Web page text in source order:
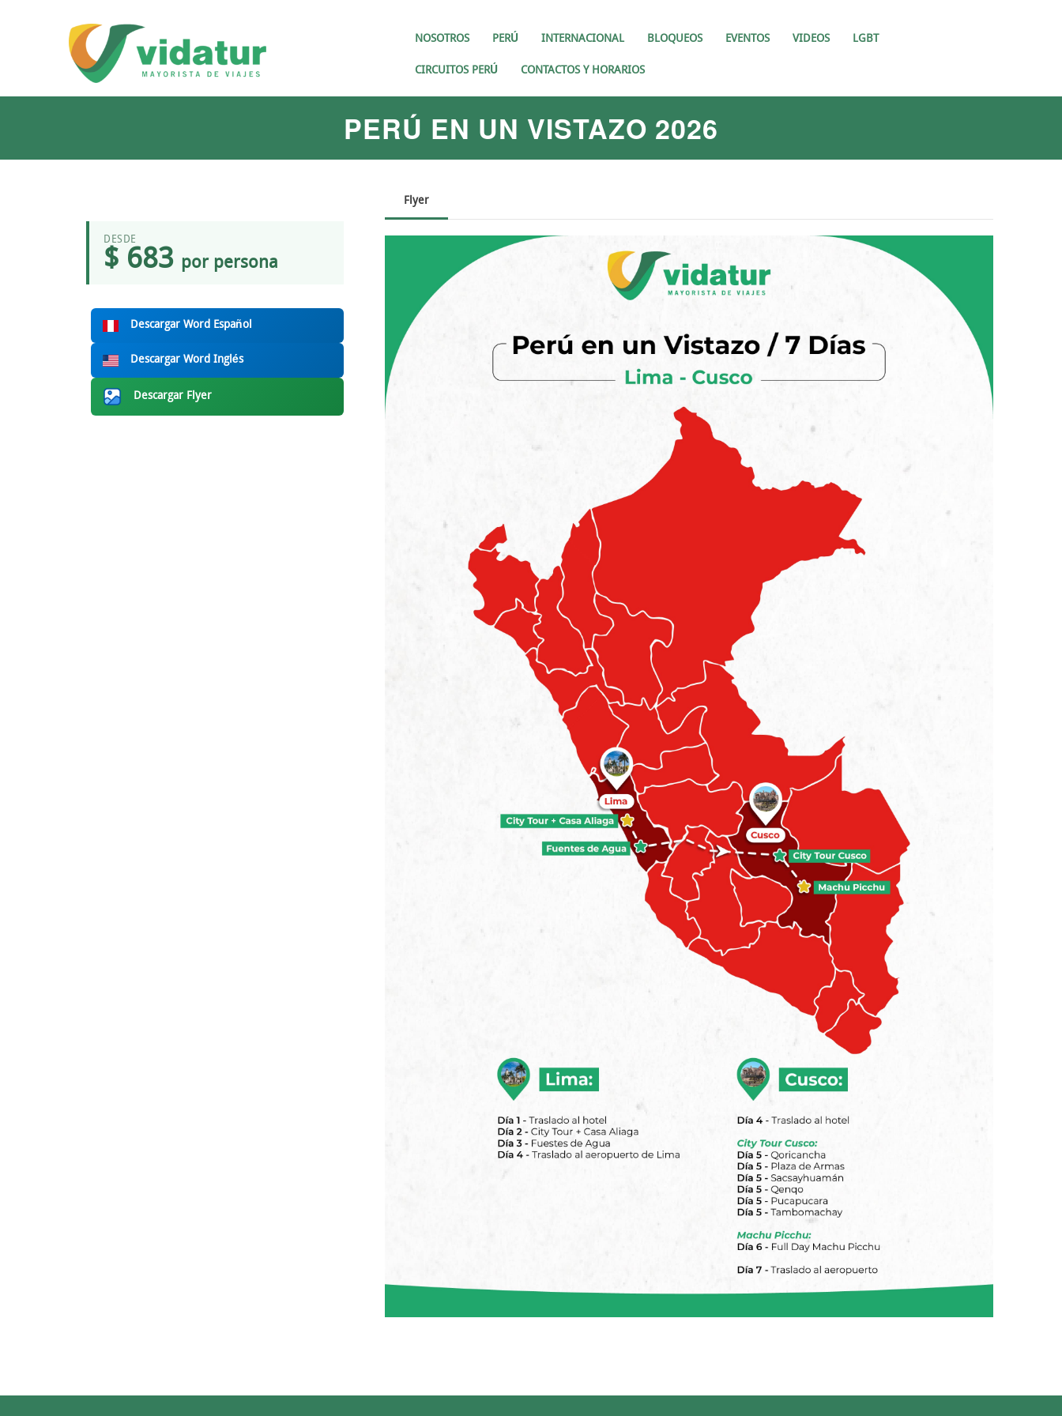
NOSOTROS PERÚ INTERNACIONAL BLOQUEOS EVENTOS VIDEOS LGBT
CIRCUITOS PERÚ CONTACTOS Y HORARIOS
PERÚ EN UN VISTAZO 2026
DESDE
$ 683 por persona
Descargar Word Español
Descargar Word Inglés
Descargar Flyer
Flyer